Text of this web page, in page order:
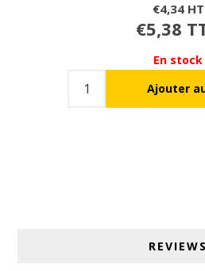
€4,34 HT
€5,38
En stock
REVIEWS